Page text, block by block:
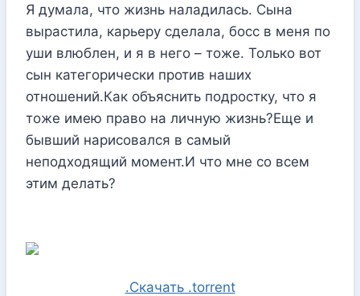
Я думала, что жизнь наладилась. Сына
вырастила, карьеру сделала, босс в меня по
уши влюблен, и я в него – тоже. Только вот
сын категорически против наших
отношений.Как объяснить подростку, что я
тоже имею право на личную жизнь?Еще и
бывший нарисовался в самый
неподходящий момент.И что мне со всем
этим делать?
.Скачать .torrent